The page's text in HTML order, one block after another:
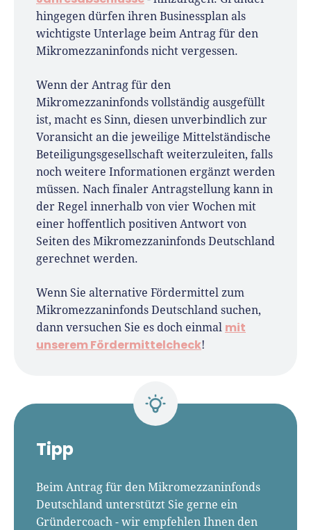
hingegen dürfen ihren Businessplan als
wichtigste Unterlage beim Antrag für den
Mikromezzaninfonds nicht vergessen.
Wenn der Antrag für den
Mikromezzaninfonds vollständig ausgefüllt
ist, macht es Sinn, diesen unverbindlich zur
Voransicht an die jeweilige Mittelständische
Beteiligungsgesellschaft weiterzuleiten, falls
noch weitere Informationen ergänzt werden
müssen. Nach finaler Antragstellung kann in
der Regel innerhalb von vier Wochen mit
einer hoffentlich positiven Antwort von
Seiten des Mikromezzaninfonds Deutschland
gerechnet werden.
Wenn Sie alternative Fördermittel zum
Mikromezzaninfonds Deutschland suchen,
dann versuchen Sie es doch einmal mit
unserem Fördermittelcheck!
Tipp
Beim Antrag für den Mikromezzaninfonds
Deutschland unterstützt Sie gerne ein
Gründercoach - wir empfehlen Ihnen den